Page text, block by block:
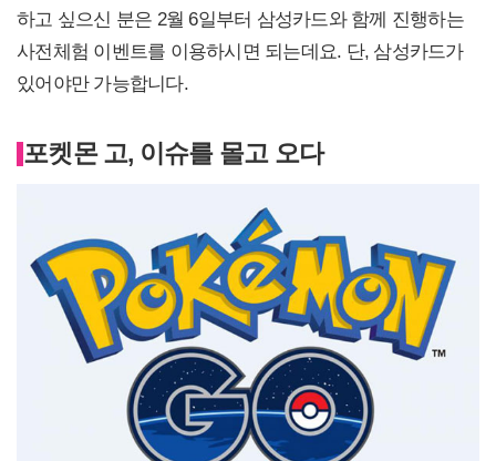
하고 싶으신 분은 2월 6일부터 삼성카드와 함께 진행하는
사전체험 이벤트를 이용하시면 되는데요. 단, 삼성카드가
있어야만 가능합니다.
포켓몬 고, 이슈를 몰고 오다